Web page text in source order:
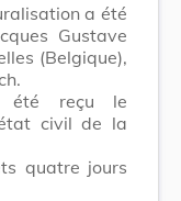
a été
Gustave
(Belgique),
été reçu le
civil de la
quatre jours